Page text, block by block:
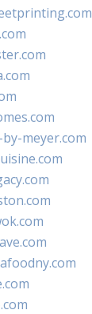
meyer.com